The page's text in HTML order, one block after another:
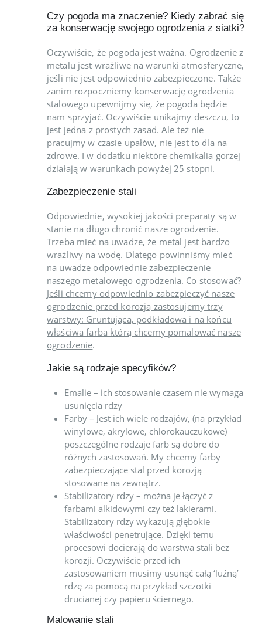
Czy pogoda ma znaczenie? Kiedy zabrać się
za konserwację swojego ogrodzenia z siatki?
Oczywiście, że pogoda jest ważna. Ogrodzenie z
metalu jest wrażliwe na warunki atmosferyczne,
jeśli nie jest odpowiednio zabezpieczone. Także
zanim rozpoczniemy konserwację ogrodzenia
stalowego upewnijmy się, że pogoda będzie
nam sprzyjać. Oczywiście unikajmy deszczu, to
jest jedna z prostych zasad. Ale też nie
pracujmy w czasie upałów, nie jest to dla na
zdrowe. I w dodatku niektóre chemikalia gorzej
działają w warunkach powyżej 25 stopni.
Zabezpieczenie stali
Odpowiednie, wysokiej jakości preparaty są w
stanie na długo chronić nasze ogrodzenie.
Trzeba mieć na uwadze, że metal jest bardzo
wrażliwy na wodę. Dlatego powinniśmy mieć
na uwadze odpowiednie zabezpieczenie
naszego metalowego ogrodzenia. Co stosować?
Jeśli chcemy odpowiednio zabezpieczyć nasze
ogrodzenie przed korozją zastosujemy trzy
warstwy: Gruntująca, podkładowa i na końcu
właściwa farba którą chcemy pomalować nasze
ogrodzenie.
Jakie są rodzaje specyfików?
Emalie – ich stosowanie czasem nie wymaga
usunięcia rdzy
Farby – Jest ich wiele rodzajów, (na przykład
winylowe, akrylowe, chlorokauczukowe)
poszczególne rodzaje farb są dobre do
różnych zastosowań. My chcemy farby
zabezpieczające stal przed korozją
stosowane na zewnątrz.
Stabilizatory rdzy – można je łączyć z
farbami alkidowymi czy też lakierami.
Stabilizatory rdzy wykazują głębokie
właściwości penetrujące. Dzięki temu
procesowi docierają do warstwa stali bez
korozji. Oczywiście przed ich
zastosowaniem musimy usunąć całą ‘luźną’
rdzę za pomocą na przykład szczotki
drucianej czy papieru ściernego.
Malowanie stali